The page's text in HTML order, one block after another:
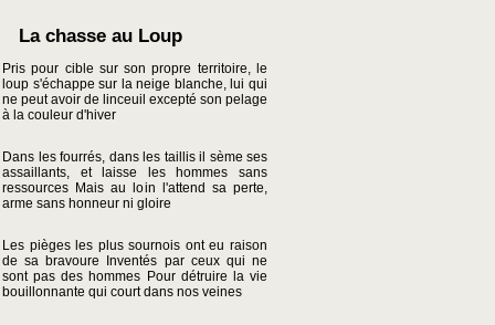
La chasse au Loup
Pris pour cible sur son propre territoire, le
loup s'échappe sur la neige blanche, lui qui
ne peut avoir de linceuil excepté son pelage
à la couleur d'hiver
Dans les fourrés, dans les taillis il sème ses
assaillants, et laisse les hommes sans
ressources Mais au loin l'attend sa perte,
arme sans honneur ni gloire
Les pièges les plus sournois ont eu raison
de sa bravoure Inventés par ceux qui ne
sont pas des hommes Pour détruire la vie
bouillonnante qui court dans nos veines